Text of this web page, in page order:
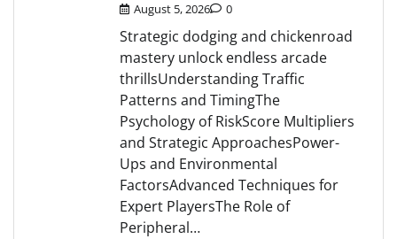
August 5, 2026 0
Strategic dodging and chickenroad
mastery unlock endless arcade
thrillsUnderstanding Traffic
Patterns and TimingThe
Psychology of RiskScore Multipliers
and Strategic ApproachesPower-
Ups and Environmental
FactorsAdvanced Techniques for
Expert PlayersThe Role of
Peripheral…